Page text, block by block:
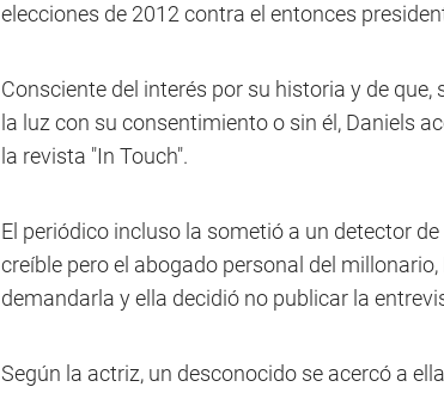
elecciones de 2012 contra el entonces
Consciente del interés por su historia y de
la luz con su consentimiento o sin él, Daniels
la revista "In Touch".
El periódico incluso la sometió a un detector
creíble pero el abogado personal del
demandarla y ella decidió no publicar la
Según la actriz, un desconocido se acercó a